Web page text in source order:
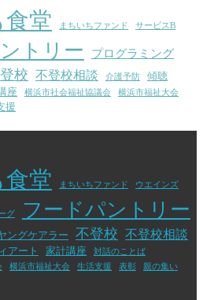
食堂 まちいちファンド サービスB
トリー プログラミング
校 不登校相談 介護予防
傾聴
座 横浜市社会福祉協議会
横浜市福祉大会
援
食堂 まちいちファンド ウエインズ
グ フードパントリー
ングケアラー 不登校 不登校相談
アート 家計講座
対話のことば
横浜市福祉大会 生活支援 表彰 親の集い